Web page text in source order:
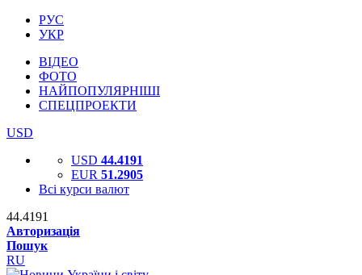
РУС
УКР
ВІДЕО
ФОТО
НАЙПОПУЛЯРНІШІ
СПЕЦПРОЕКТИ
USD
USD 44.4191
EUR 51.2905
Всі курси валют
44.4191
Авторизація
Пошук
RU